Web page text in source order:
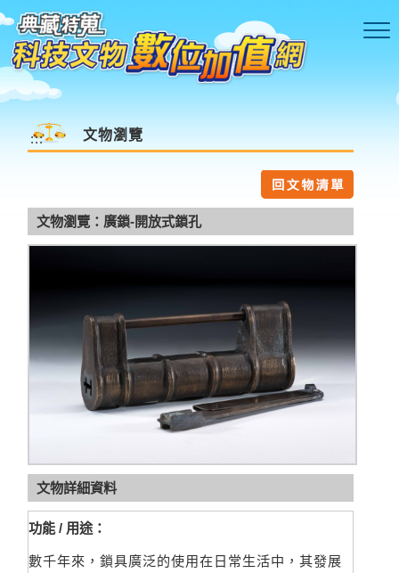
跳到主要內容區塊
::: 文物瀏覽
文物瀏覽：廣鎖-開放式鎖孔
文物詳細資料
功能 / 用途：
數千年來，鎖具廣泛的使用在日常生活中，其發展